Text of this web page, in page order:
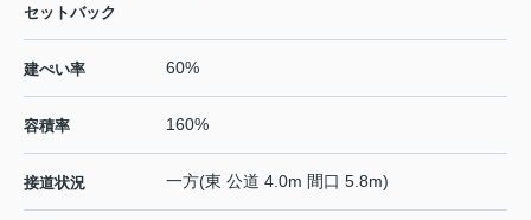
セットバック
建ぺい率 60%
容積率 160%
接道状況 一方(東 公道 4.0m 間口 5.8m)